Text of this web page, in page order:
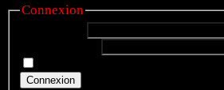
Connexion
Connexion